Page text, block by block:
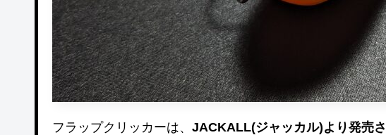
フラップクリッカーは、 JACKALL(ジャッカル)より発売